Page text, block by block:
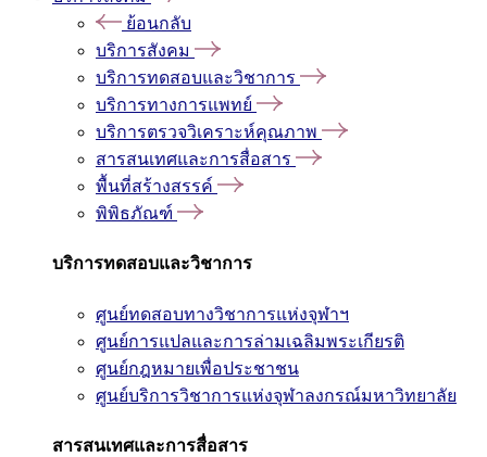
ย้อนกลับ
บริการสังคม
บริการทดสอบและวิชาการ
บริการทางการแพทย์
บริการตรวจวิเคราะห์คุณภาพ
สารสนเทศและการสื่อสาร
พื้นที่สร้างสรรค์
พิพิธภัณฑ์
บริการทดสอบและวิชาการ
ศูนย์ทดสอบทางวิชาการแห่งจุฬาฯ
ศูนย์การแปลและการล่ามเฉลิมพระเกียรติ
ศูนย์กฎหมายเพื่อประชาชน
ศูนย์บริการวิชาการแห่งจุฬาลงกรณ์มหาวิทยาลัย
สารสนเทศและการสื่อสาร